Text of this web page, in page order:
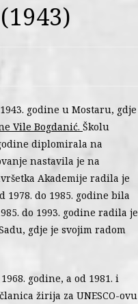
godine u Mostaru, gdje
Vile Bogdanić. Školu
diplomirala na
nastavila je na
Akademije radila je
do 1985. godine bila
do 1993. godine radila je
gdje je svojim radom
godine, a od 1981. i
žirija za UNESCO-ovu